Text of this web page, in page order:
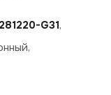
G31,